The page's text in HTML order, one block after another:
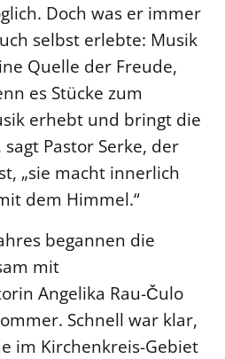
Doch was er immer
selbst erlebte: Musik
Quelle der Freude,
es Stücke zum
erhebt und bringt die
sagt Pastor Serke, der
„sie macht innerlich
dem Himmel.“
begannen die
mit
Angelika Rau-Čulo
Schnell war klar,
im Kirchenkreis-Gebiet